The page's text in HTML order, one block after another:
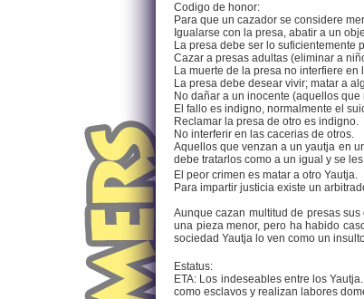
Codigo de honor:
Para que un cazador se considere
Igualarse con la presa, abatir a un
La presa debe ser lo suficientemente
Cazar a presas adultas (eliminar a
La muerte de la presa no interfiere
La presa debe desear vivir; matar a
No dañar a un inocente (aquellos
El fallo es indigno, normalmente el
Reclamar la presa de otro es indigno.
No interferir en las cacerias de otros.
Aquellos que venzan a un yautja en
debe tratarlos como a un igual y se
El peor crimen es matar a otro Yautja.
Para impartir justicia existe un
Aunque cazan multitud de presas
una pieza menor, pero ha habido
sociedad Yautja lo ven como un
Estatus:
ETA: Los indeseables entre los
como esclavos y realizan labores